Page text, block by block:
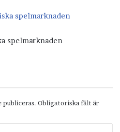
spelmarknaden
publiceras. Obligatoriska fält är